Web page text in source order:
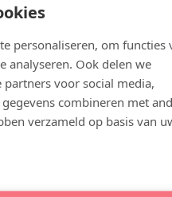
personaliseren, om functies
analyseren. Ook delen we
voor social media,
combineren met
verzameld op basis van
het cosmetisch
. Ben jij